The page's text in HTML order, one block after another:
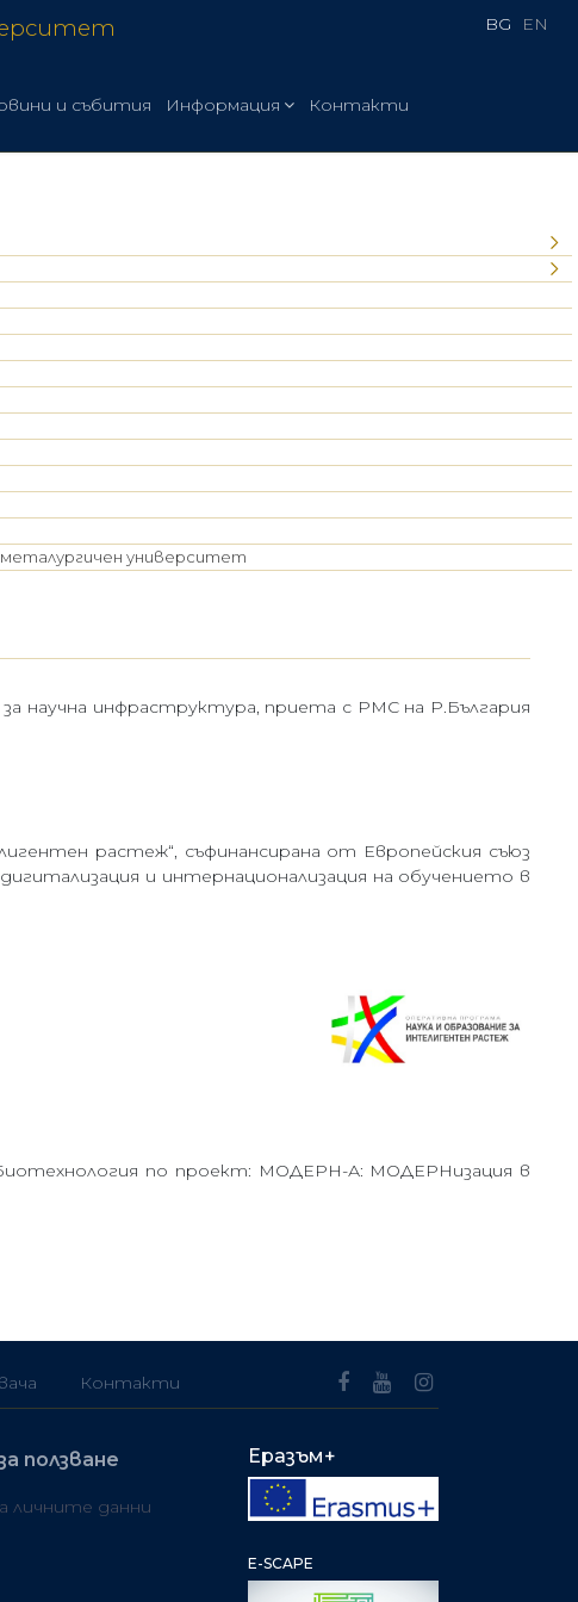
BG EN
и събития Информация Контакти
университет
научна инфраструктура, приета с РМС на Р.България
растеж“, съфинансирана от Европейския съюз
и интернационализация на обучението в
по проект: МОДЕРН-А: МОДЕРНизация в
Контакти
ползване
личните данни
Еразъм+
E-SCAPE